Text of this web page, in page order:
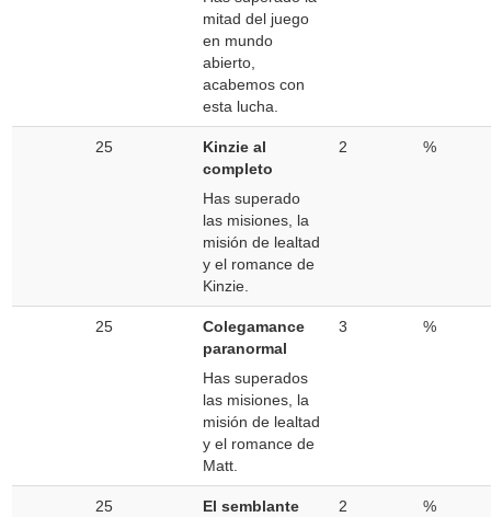
mitad del juego
en mundo
abierto,
acabemos con
esta lucha.
25
Kinzie al
completo
Has superado
las misiones, la
misión de lealtad
y el romance de
Kinzie.
2 %
25
Colegamance
paranormal
Has superados
las misiones, la
misión de lealtad
y el romance de
Matt.
3 %
25
El semblante
2 %